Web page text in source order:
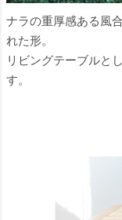
ナラの重厚感ある風
れた形。
リビングテーブルと
す。